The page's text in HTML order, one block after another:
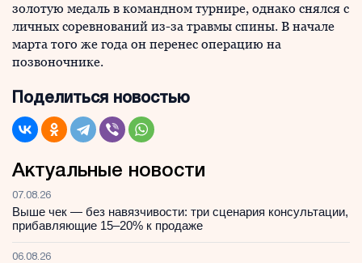
золотую медаль в командном турнире, однако снялся с
личных соревнований из-за травмы спины. В начале
марта того же года он перенес операцию на
позвоночнике.
Поделиться новостью
Актуальные новости
07.08.26
Выше чек — без навязчивости: три сценария консультации,
прибавляющие 15–20% к продаже
06.08.26